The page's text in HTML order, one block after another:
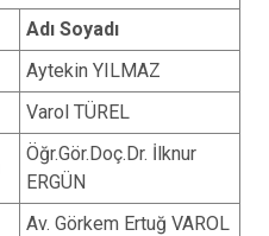
Adı Soyadı
Aytekin YILMAZ
Varol TÜREL
Öğr.Gör.Doç.Dr. İlknur
ERGÜN
Av. Görkem Ertuğ VAROL